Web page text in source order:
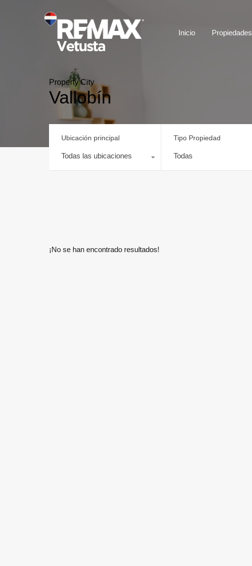
Inicio Propiedades
Property City
Vallobín
Ubicación principal
Todas las ubicaciones
Tipo Propiedad
Todas
¡No se han encontrado resultados!